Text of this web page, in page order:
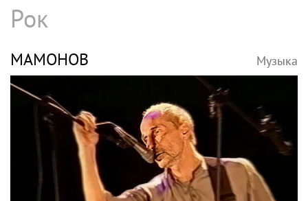
Рок
МАМОНОВ Музыка